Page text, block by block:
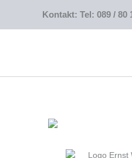
springen
Kontakt: Tel: 089 /